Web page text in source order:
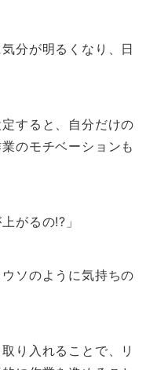
分が明るくなり、日
すると、自分だけの
のモチベーションも
がるの!?」
ソのように気持ちの
り入れることで、リ